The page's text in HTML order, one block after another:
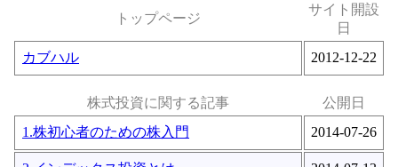
トップページ
サイト開設
日
カブハル
2012-12-22
株式投資に関する記事
公開日
1.株初心者のための株入門
2014-07-26